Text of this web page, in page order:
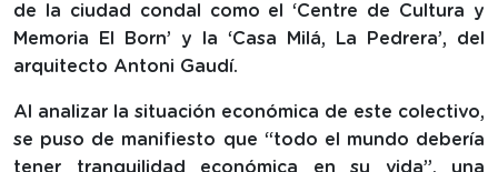
de la ciudad condal como el ‘Centre de Cultura y
Memoria El Born’ y la ‘Casa Milá, La Pedrera’, del
arquitecto Antoni Gaudí.
Al analizar la situación económica de este colectivo,
se puso de manifiesto que “todo el mundo debería
tener tranquilidad económica en su vida”, una